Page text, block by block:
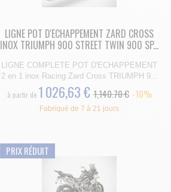
LIGNE POT D'ECHAPPEMENT ZARD CROSS
INOX TRIUMPH 900 STREET TWIN 900 SP...
LIGNE COMPLETE POT D'ECHAPPEMENT
2 en 1 inox Racing Zard Cross TRIUMPH 9...
à partir de 1 026,63 € 1,140.70 € -10%
Fabriqué de 7 à 21 jours
PRIX RÉDUIT